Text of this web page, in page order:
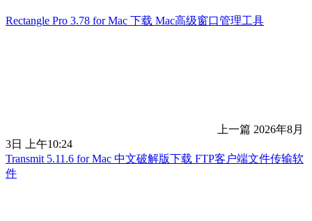
Rectangle Pro 3.78 for Mac 下载 Mac高级窗口管理工具
上一篇 2026年8月
3日 上午10:24
Transmit 5.11.6 for Mac 中文破解版下载 FTP客户端文件传输软
件